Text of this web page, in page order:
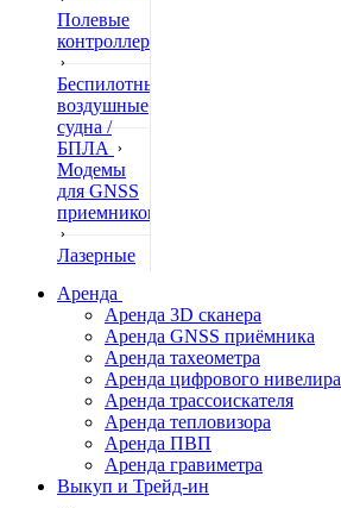
Полевые
контроллеры
Беспилотные
воздушные
судна /
БПЛА
Модемы
для GNSS
приемников
Лазерные
Нивелиры
Теодолиты
Трассоискатели
Неразрушающий
контроль
Аксессуары
Аренда
Аренда 3D сканера
Аренда GNSS приёмника
Аренда тахеометра
Аренда цифрового нивелира
Аренда трассоискателя
Аренда тепловизора
Аренда ПВП
Аренда гравиметра
Выкуп и Трейд-ин